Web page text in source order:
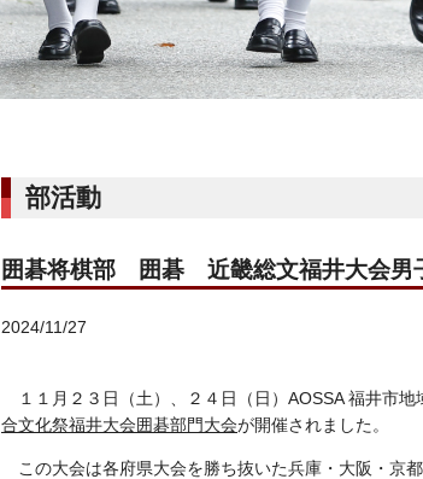
部活動
囲碁将棋部 囲碁 近畿総文福井大会
2024/11/27
１１月２３日（土）、２４日（日）AOSSA 福井市
合文化祭福井大会囲碁部門大会が開催されました。
この大会は各府県大会を勝ち抜いた兵庫・大阪・京